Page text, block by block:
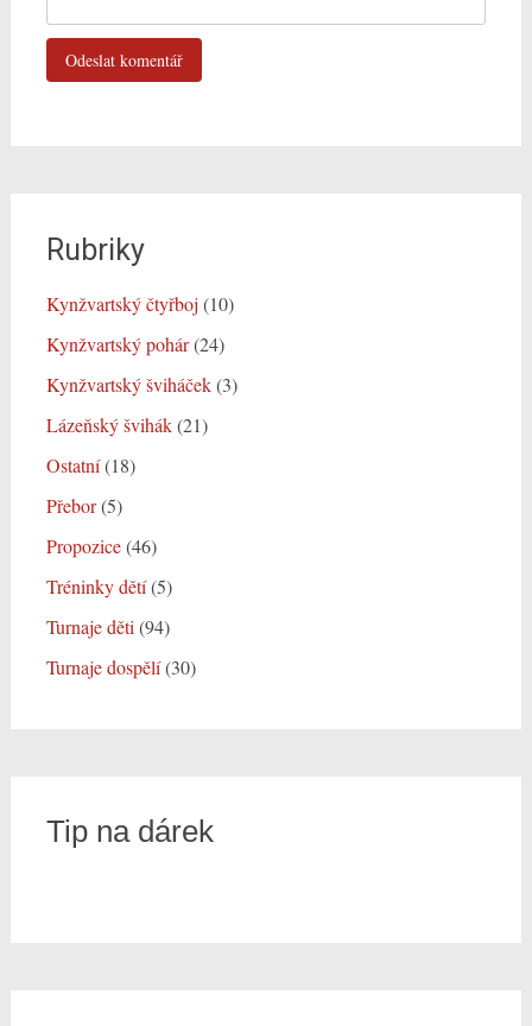
Rubriky
Kynžvartský čtyřboj (10)
Kynžvartský pohár(24)
Kynžvartský šviháček(3)
Lázeňský švihák(21)
Ostatní(18)
Přebor(5)
Propozice(46)
Tréninky dětí(5)
Turnaje děti (94)
Turnaje dospělí(30)
Tip na dárek